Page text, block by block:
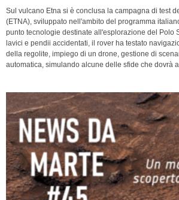
Sul vulcano Etna si è conclusa la campagna di test
(ETNA), sviluppato nell'ambito del programma
punto tecnologie destinate all'esplorazione del Polo
lavici e pendii accidentati, il rover ha testato
della regolite, impiego di un drone, gestione di
automatica, simulando alcune delle sfide che dovrà